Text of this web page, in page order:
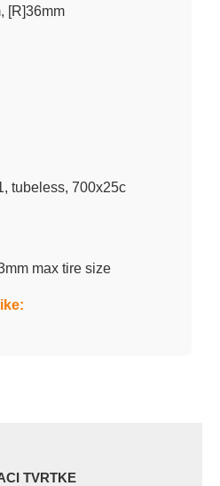
[R]36mm
tubeless, 700x25c
max tire size
TVRTKE